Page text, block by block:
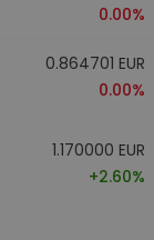
0.00%
0.864701 EUR
0.00%
1.170000 EUR
+2.60%